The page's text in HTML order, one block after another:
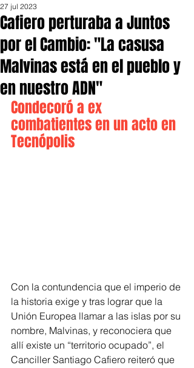
Cafiero perturaba a Juntos
por el Cambio: "La casusa
Malvinas está en el pueblo y
en nuestro ADN"
27 jul 2023
Condecoró a ex
combatientes en un acto en
Tecnópolis
Con la contundencia que el imperio de
la historia exige y tras lograr que la
Unión Europea llamar a las islas por su
nombre, Malvinas, y reconociera que
allí existe un “territorio ocupado”, el
Canciller Santiago Cafiero reiteró que